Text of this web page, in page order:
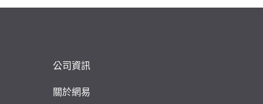
公司資訊
關於網易